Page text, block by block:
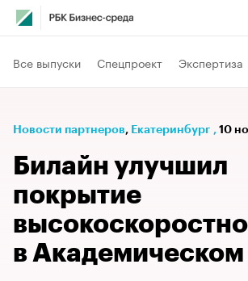
Все выпуски Спецпроект Экспертиза
Новости партнеров⁠, Екатеринбург , 10
Билайн улучшил
покрытие
в